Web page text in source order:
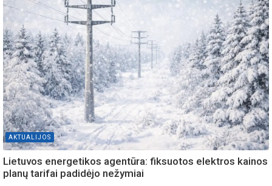
AKTUALIJOS
Lietuvos energetikos agentūra: fiksuotos elektros kainos
planų tarifai padidėjo nežymiai